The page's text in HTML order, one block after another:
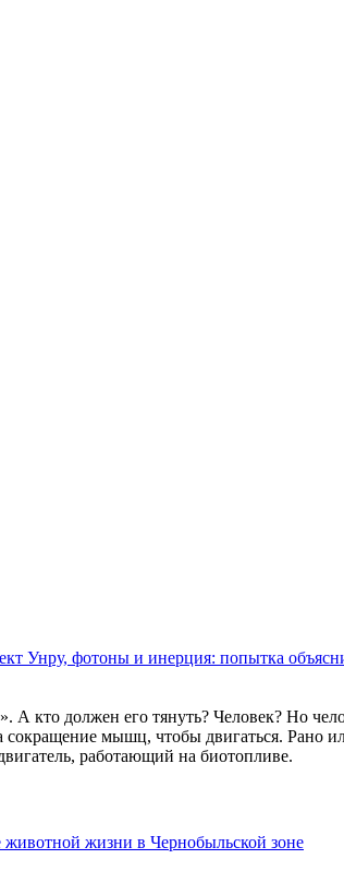
Унру, фотоны и инерция: попытка
А кто должен его тянуть? Человек? Но
мышц, чтобы двигаться. Рано
работающий на биотопливе.
жизни в Чернобыльской зоне